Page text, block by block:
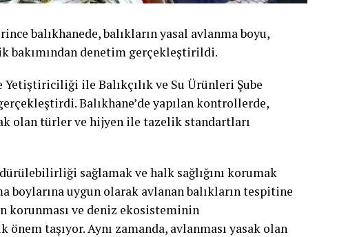
balıkhanede, balıkların yasal avlanma boyu,
bakımından denetim gerçekleştirildi.
Yetiştiriciliği ile Balıkçılık ve Su Ürünleri Şube
Balıkhane’de yapılan kontrollerde,
olan türler ve hijyen ile tazelik standartları
sağlamak ve halk sağlığını korumak
uygun olarak avlanan balıkların tespitine
korunması ve deniz ekosisteminin
taşıyor. Aynı zamanda, avlanması yasak olan